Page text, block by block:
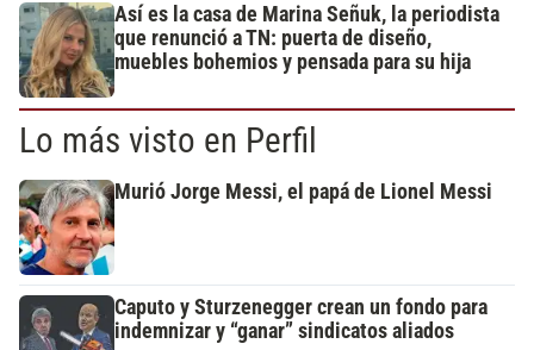
Así es la casa de Marina Señuk, la periodista
que renunció a TN: puerta de diseño,
muebles bohemios y pensada para su hija
Lo más visto en Perfil
Murió Jorge Messi, el papá de Lionel Messi
Caputo y Sturzenegger crean un fondo para
indemnizar y “ganar” sindicatos aliados